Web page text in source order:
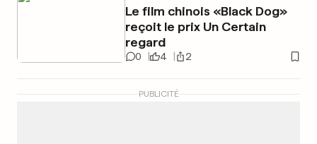
Le film chinois «Black Dog»
reçoit le prix Un Certain
regard
0 4 2
PUBLICITÉ